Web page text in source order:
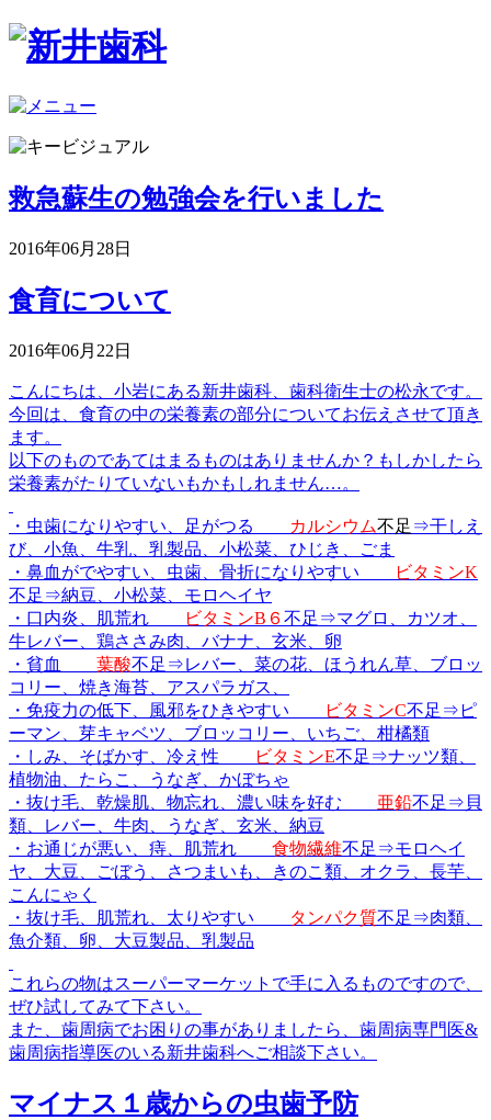
救急蘇生の勉強会を行いました
2016年06月28日
食育について
2016年06月22日
こんにちは、小岩にある新井歯科、歯科衛生士の松永です。
今回は、食育の中の栄養素の部分についてお伝えさせて頂き
ます。
以下のものであてはまるものはありませんか？もしかしたら
栄養素がたりていないもかもしれません…。
・虫歯になりやすい、足がつる カルシウム不足 ⇒干しえ
び、小魚、牛乳、乳製品、小松菜、ひじき、ごま
・鼻血がでやすい、虫歯、骨折になりやすい
ビタミンK
不足⇒納豆、小松菜、モロヘイヤ
・口内炎、肌荒れ
ビタミンB６ 不足⇒マグロ、カツオ、
牛レバー、鶏ささみ肉、バナナ、玄米、卵
・貧血 葉酸不足⇒レバー、菜の花、ほうれん草、ブロッ
コリー、焼き海苔、アスパラガス、
・免疫力の低下、風邪をひきやすい
ビタミンC不足⇒ピ
ーマン、芽キャベツ、ブロッコリー、いちご、柑橘類
・しみ、そばかす、冷え性
ビタミンE不足⇒ナッツ類、
植物油、たらこ、うなぎ、かぼちゃ
・抜け毛、乾燥肌、物忘れ、濃い味を好む 亜鉛不足⇒貝
類、レバー、牛肉、うなぎ、玄米、納豆
・お通じが悪い、痔、肌荒れ 食物繊維不足⇒モロヘイ
ヤ、大豆、ごぼう、さつまいも、きのこ類、オクラ、長芋、
こんにゃく
・抜け毛、肌荒れ、太りやすい
タンパク質不足⇒肉類、
魚介類、卵、大豆製品、乳製品
これらの物はスーパーマーケットで手に入るものですので、
ぜひ試してみて下さい。
また、歯周病でお困りの事がありましたら、 歯周病専門医&
歯周病指導医のいる新井歯科へご相談下さい。
マイナス１歳からの虫歯予防